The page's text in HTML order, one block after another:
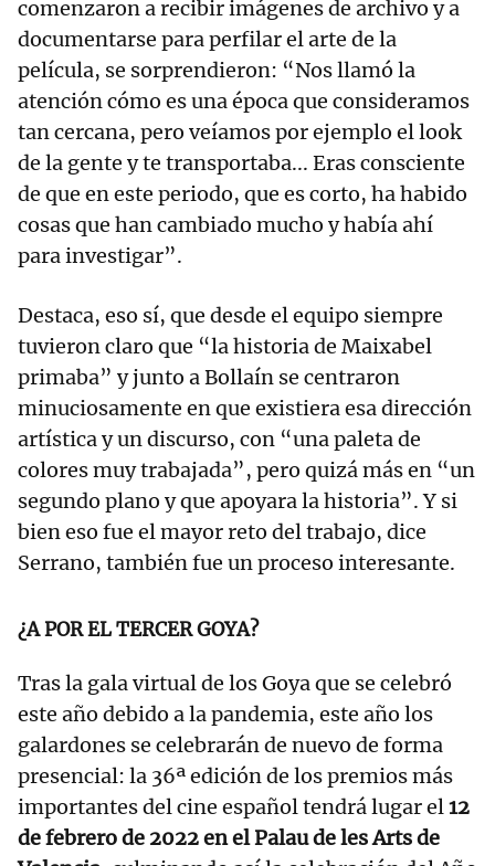
comenzaron a recibir imágenes de archivo y a
documentarse para perfilar el arte de la
película, se sorprendieron: “Nos llamó la
atención cómo es una época que consideramos
tan cercana, pero veíamos por ejemplo el look
de la gente y te transportaba... Eras consciente
de que en este periodo, que es corto, ha habido
cosas que han cambiado mucho y había ahí
para investigar”.
Destaca, eso sí, que desde el equipo siempre
tuvieron claro que “la historia de Maixabel
primaba” y junto a Bollaín se centraron
minuciosamente en que existiera esa dirección
artística y un discurso, con “una paleta de
colores muy trabajada”, pero quizá más en “un
segundo plano y que apoyara la historia”. Y si
bien eso fue el mayor reto del trabajo, dice
Serrano, también fue un proceso interesante.
¿A POR EL TERCER GOYA?
Tras la gala virtual de los Goya que se celebró
este año debido a la pandemia, este año los
galardones se celebrarán de nuevo de forma
presencial: la 36ª edición de los premios más
importantes del cine español tendrá lugar el12
de febrero de 2022 en el Palau de les Arts de